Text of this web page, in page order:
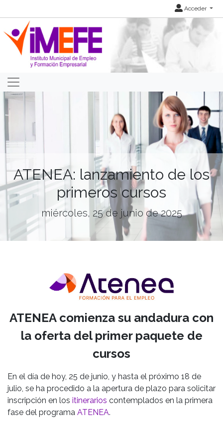
Acceder
ATENEA: lanzamiento de los
primeros cursos
miércoles, 25 de junio de 2025
ATENEA comienza su andadura con
la oferta del primer paquete de
cursos
En el día de hoy, 25 de junio, y hasta el próximo 18 de
julio, se ha procedido a la apertura de plazo para solicitar
inscripción en los itinerarios contemplados en la primera
fase del programa ATENEA.